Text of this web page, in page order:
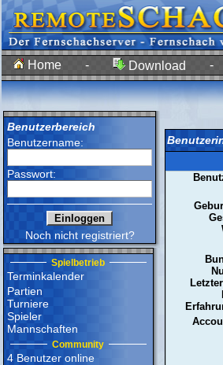
Home - Download -
Benutzerbereich
Benutzername:
Passwort:
Noch nicht registriert?
Spielbetrieb
Terminkalender
Partien
Turniere
Spieler
Mannschaften
Community
4 Benutzer online